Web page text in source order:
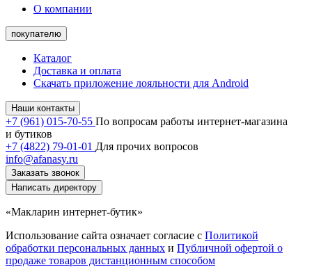
О компании
покупателю
Каталог
Доставка и оплата
Скачать приложение лояльности для Android
Наши контакты
+7 (961) 015-70-55 По вопросам работы интернет-магазина
и бутиков
+7 (4822) 79-01-01 Для прочих вопросов
info@afanasy.ru
Заказать звонок
Написать директору
«Макларин интернет-бутик»
Использование сайта означает согласие с Политикой
обработки персональных данных и Публичной офертой о
продаже товаров дистанционным способом